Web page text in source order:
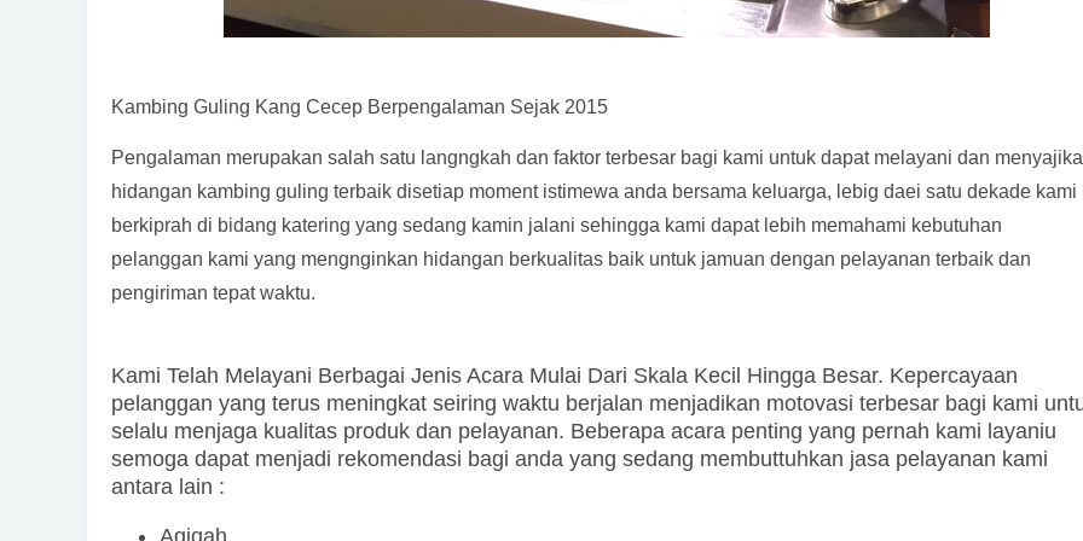
Kambing Guling Kang Cecep Berpengalaman Sejak 2015
Pengalaman merupakan salah satu langngkah dan faktor terbesar bagi kami untuk dapat melayani dan
hidangan kambing guling terbaik disetiap moment istimewa anda bersama keluarga, lebig daei satu dekade kami
berkiprah di bidang katering yang sedang kamin jalani sehingga kami dapat lebih memahami kebutuhan
pelanggan kami yang mengnginkan hidangan berkualitas baik untuk jamuan dengan pelayanan terbaik dan
pengiriman tepat waktu.
Kami Telah Melayani Berbagai Jenis Acara Mulai Dari Skala Kecil Hingga Besar. Kepercayaan
pelanggan yang terus meningkat seiring waktu berjalan menjadikan motovasi terbesar bagi kami
selalu menjaga kualitas produk dan pelayanan. Beberapa acara penting yang pernah kami layaniu
semoga dapat menjadi rekomendasi bagi anda yang sedang membuttuhkan jasa pelayanan kami
antara lain :
Aqiqah